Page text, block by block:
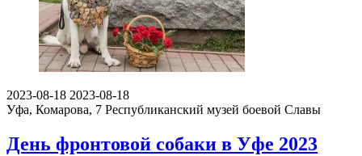
2023-08-18 2023-08-18
Уфа, Комарова, 7 Республиканский музей боевой Славы
День фронтовой собаки в Уфе 2023